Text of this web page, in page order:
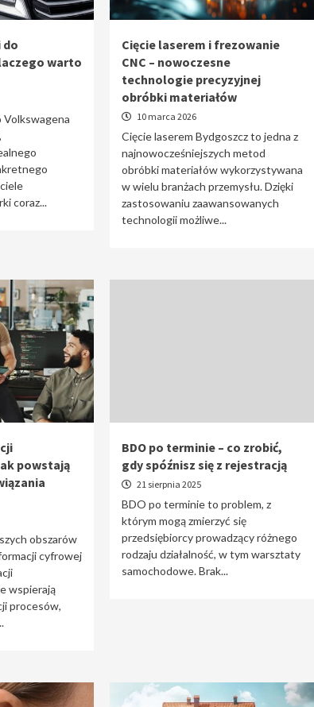
do
warto
Volkswagena
coraz...
Cięcie laserem i frezowanie
CNC – nowoczesne
technologie precyzyjnej
obróbki materiałów
10 marca 2026
Cięcie laserem Bydgoszcz to jedna z
najnowocześniejszych metod
obróbki materiałów wykorzystywana
w wielu branżach przemysłu. Dzięki
zastosowaniu zaawansowanych
technologii możliwe...
powstają
obszarów
cyfrowej
wspierają
procesów,
BDO po terminie – co zrobić,
gdy spóźnisz się z rejestracją
21 sierpnia 2025
BDO po terminie to problem, z
którym mogą zmierzyć się
przedsiębiorcy prowadzący różnego
rodzaju działalność, w tym warsztaty
samochodowe. Brak...